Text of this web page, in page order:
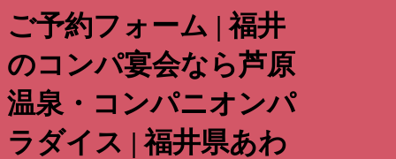
ご予約フォーム | 福井
のコンパ宴会なら芦原
温泉・コンパニオンパ
ラダイス | 福井県あわ